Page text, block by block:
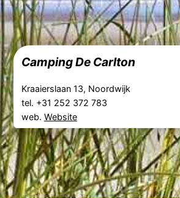
Camping De Carlton
Kraaierslaan 13, Noordwijk
tel. +31 252 372 783
web. Website